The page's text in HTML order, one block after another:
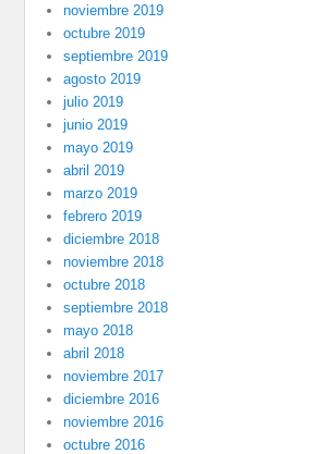
noviembre 2019
octubre 2019
septiembre 2019
agosto 2019
julio 2019
junio 2019
mayo 2019
abril 2019
marzo 2019
febrero 2019
diciembre 2018
noviembre 2018
octubre 2018
septiembre 2018
mayo 2018
abril 2018
noviembre 2017
diciembre 2016
noviembre 2016
octubre 2016